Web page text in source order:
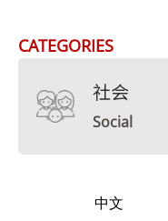
CATEGORIES
社会
Social
中文